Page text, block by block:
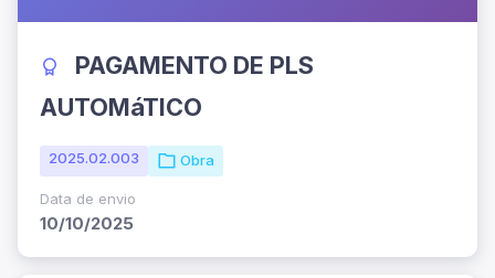
PAGAMENTO DE PLS
AUTOMáTICO
2025.02.003 Obra
Data de envio
10/10/2025